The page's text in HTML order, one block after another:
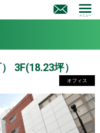
メニュー
3F(18.23坪）
オフィス